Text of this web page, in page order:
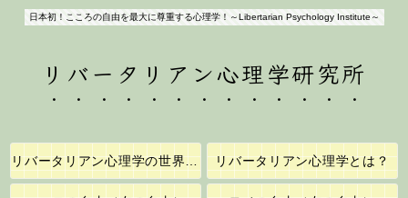
日本初！こころの自由を最大に尊重する心理学！～Libertarian Psychology Institute～
リバータリアン心理学研究所
リバータリアン心理学の世界へようこそ！ リバータリアン心理学とは？